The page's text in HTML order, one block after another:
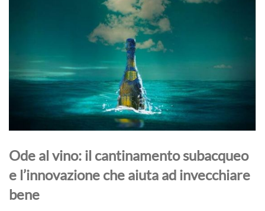
Ode al vino: il cantinamento subacqueo
e l’innovazione che aiuta ad invecchiare
bene